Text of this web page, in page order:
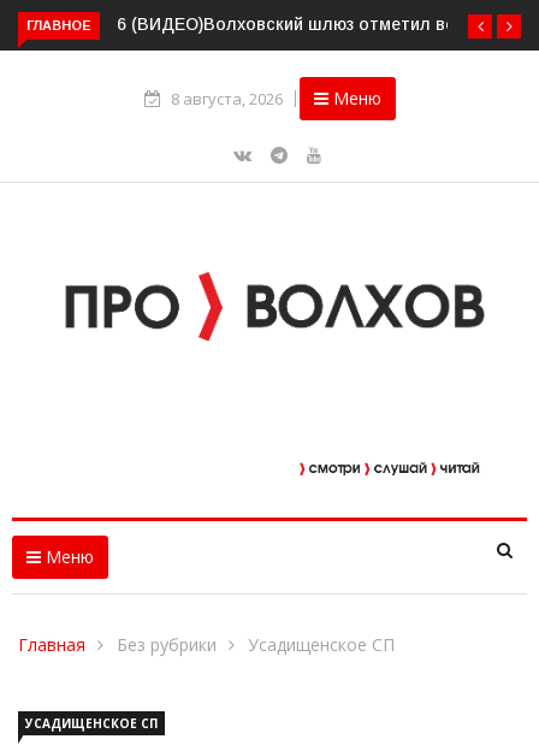
ГЛАВНОЕ Волховский шлюз отметил вековой юбилей
8 августа, 2026 Меню
Меню
Главная Без рубрики Усадищенское СП
УСАДИЩЕНСКОЕ СП